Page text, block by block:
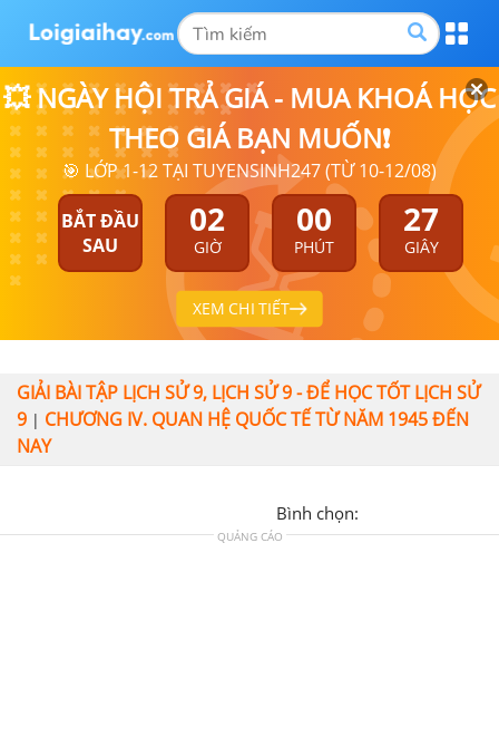
💥 NGÀY HỘI TRẢ GIÁ - MUA KHOÁ HỌC
THEO GIÁ BẠN MUỐN❗
🎯 LỚP 1-12 TẠI TUYENSINH247 (TỪ 10-12/08)
BẮT ĐẦU
SAU
02
GIỜ
00
PHÚT
26
GIÂY
XEM CHI TIẾT
GIẢI BÀI TẬP LỊCH SỬ 9, LỊCH SỬ 9 - ĐỂ HỌC TỐT LỊCH SỬ
9 | CHƯƠNG IV. QUAN HỆ QUỐC TẾ TỪ NĂM 1945 ĐẾN
NAY
Bình chọn:
QUẢNG CÁO